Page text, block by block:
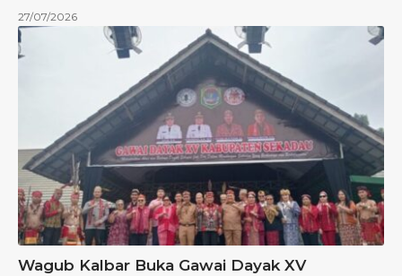
27/07/2026
Wagub Kalbar Buka Gawai Dayak XV